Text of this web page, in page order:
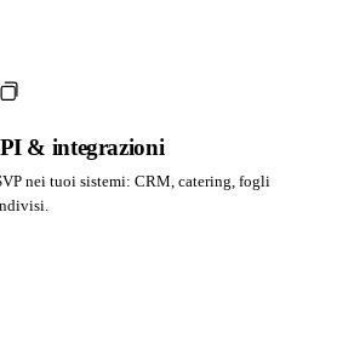
& integrazioni
nei tuoi sistemi: CRM, catering, fogli